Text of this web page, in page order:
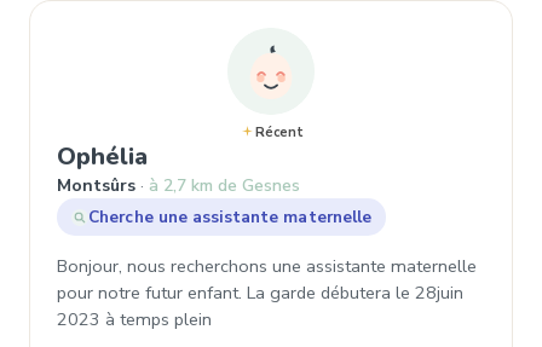
Récent
Ophélia
Montsûrs
à 2,7 km de Gesnes
Cherche une assistante maternelle
Bonjour, nous recherchons une assistante maternelle
pour notre futur enfant. La garde débutera le 28juin
2023 à temps plein